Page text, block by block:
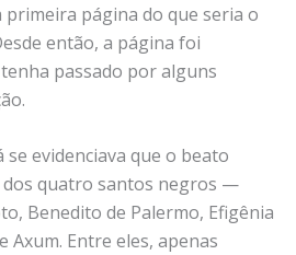
primeira página do que seria o
então, a página foi
passado por alguns
se evidenciava que o beato
quatro santos negros —
Benedito de Palermo, Efigênia
Axum. Entre eles, apenas